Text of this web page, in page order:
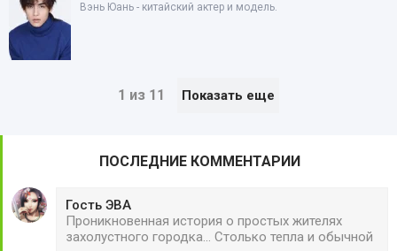
Вэнь Юань - китайский актер и модель.
1 из 11 Показать еще
ПОСЛЕДНИЕ КОММЕНТАРИИ
Гость ЭВА
Проникновенная история о простых жителях
захолустного городка... Столько тепла и обычной